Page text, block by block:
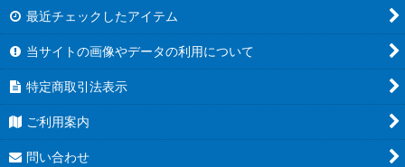
最近チェックしたアイテム
当サイトの画像やデータの利用について
特定商取引法表示
ご利用案内
問い合わせ